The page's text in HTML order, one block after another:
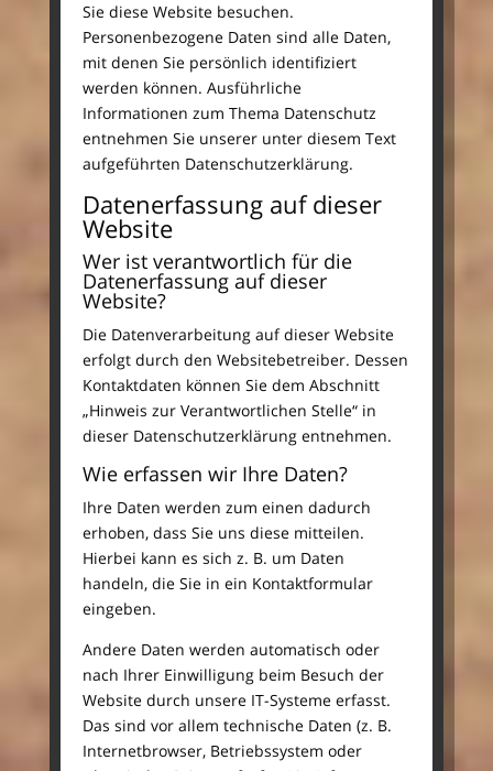
Sie diese Website besuchen.
Personenbezogene Daten sind alle Daten,
mit denen Sie persönlich identifiziert
werden können. Ausführliche
Informationen zum Thema Datenschutz
entnehmen Sie unserer unter diesem Text
aufgeführten Datenschutzerklärung.
Datenerfassung auf dieser
Website
Wer ist verantwortlich für die
Datenerfassung auf dieser
Website?
Die Datenverarbeitung auf dieser Website
erfolgt durch den Websitebetreiber. Dessen
Kontaktdaten können Sie dem Abschnitt
„Hinweis zur Verantwortlichen Stelle“ in
dieser Datenschutzerklärung entnehmen.
Wie erfassen wir Ihre Daten?
Ihre Daten werden zum einen dadurch
erhoben, dass Sie uns diese mitteilen.
Hierbei kann es sich z. B. um Daten
handeln, die Sie in ein Kontaktformular
eingeben.
Andere Daten werden automatisch oder
nach Ihrer Einwilligung beim Besuch der
Website durch unsere IT-Systeme erfasst.
Das sind vor allem technische Daten (z. B.
Internetbrowser, Betriebssystem oder